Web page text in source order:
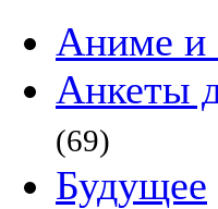
Аниме и
Анкеты
(69)
Будущее